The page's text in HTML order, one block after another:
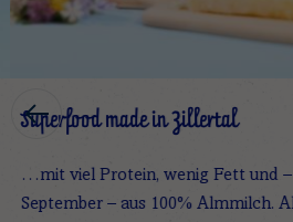
Superfood made in Zillertal
…mit viel Protein, wenig Fett und –
September – aus 100% Almmilch.